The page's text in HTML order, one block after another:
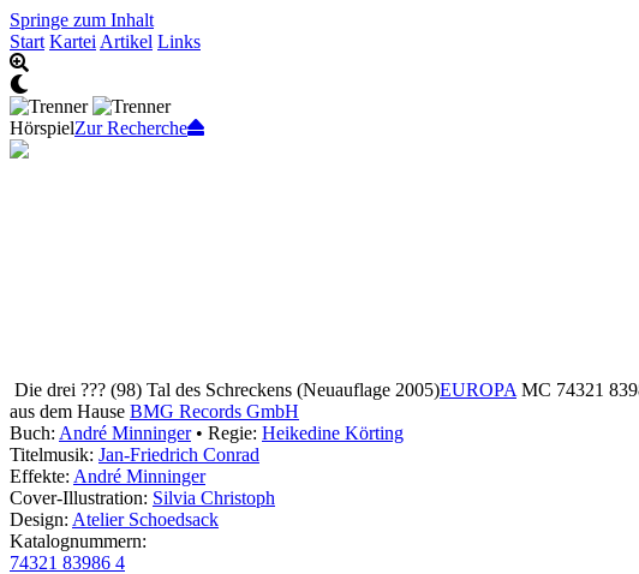
Springe zum Inhalt
Start Kartei Artikel Links
HörspielZur Recherche
Die drei ??? (98) Tal des Schreckens (Neuauflage 2005)EUROPA MC 74321
aus dem Hause BMG Records GmbH
Buch: André Minninger• Regie: Heikedine Körting
Titelmusik: Jan-Friedrich Conrad
Effekte: André Minninger
Cover-Illustration: Silvia Christoph
Design: Atelier Schoedsack
Katalognummern:
74321 83986 4